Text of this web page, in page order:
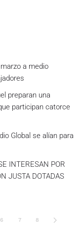
a medio
preparan una
participan catorce
Global se alían para
INTERESAN POR
JUSTA DOTADAS
6 7
8